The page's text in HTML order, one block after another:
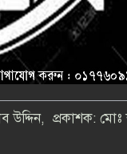
উদ্দিন, প্রকাশক: মোঃ